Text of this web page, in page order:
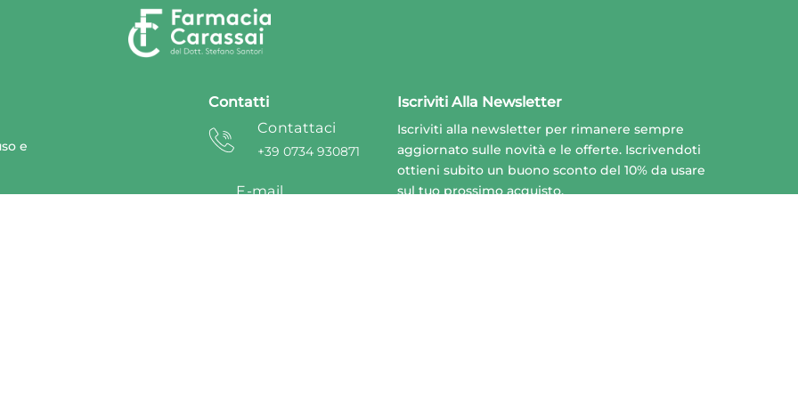
e
Contatti
Contattaci
+39 0734 930871
E-mail
Iscriviti Alla Newsletter
Iscriviti alla newsletter per rimanere sempre
aggiornato sulle novità e le offerte. Iscrivendoti
ottieni subito un buono sconto del 10% da usare
sul tuo prossimo acquisto.